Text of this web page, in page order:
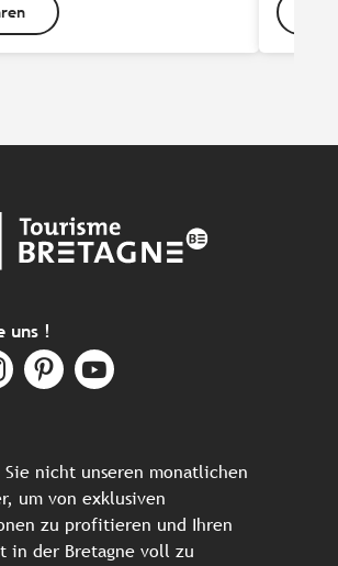
uns !
Sie nicht unseren monatlichen
um von exklusiven
zu profitieren und Ihren
in der Bretagne voll zu